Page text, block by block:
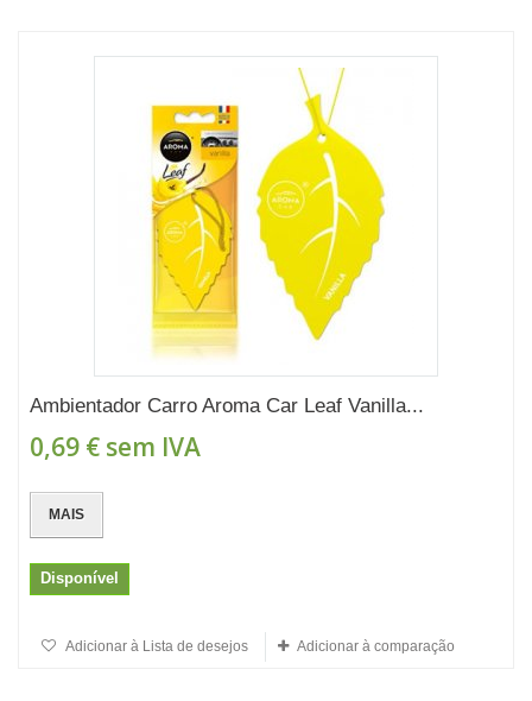
Ambientador Carro Aroma Car Leaf Vanilla...
0,69 € sem IVA
MAIS
Disponível
Adicionar à Lista de desejos Adicionar à comparação